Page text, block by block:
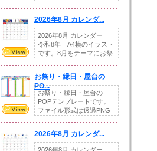
2026年8月 カレンダ...
2026年8月 カレンダー
令和8年 A4横のイラスト
です。8月をテーマにお祭
お祭り・縁日・屋台の
PO...
お祭り・縁日・屋台の
POPテンプレートです。
ファイル形式は透過PNG
2026年8月 カレンダ...